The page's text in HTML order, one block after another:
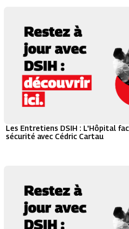
Les Entretiens DSIH : L'Hôpital
sécurité avec Cédric Cartau